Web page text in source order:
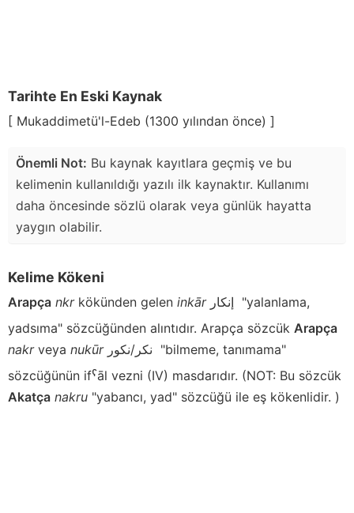
Tarihte En Eski Kaynak
[ Mukaddimetü'l-Edeb (1300 yılından önce) ]
Önemli Not: Bu kaynak kayıtlara geçmiş ve bu
kelimenin kullanıldığı yazılı ilk kaynaktır. Kullanımı
daha öncesinde sözlü olarak veya günlük hayatta
yaygın olabilir.
Kelime Kökeni
Arapça nkrkökünden gelen inkār
"yalanlama,
yadsıma" sözcüğünden alıntıdır. Arapça sözcük Arapça
nakr veya nukūr
"bilmeme, tanımama"
sözcüğünün ifˁāl vezni (IV) masdarıdır. (NOT: Bu sözcük
Akatça nakru "yabancı, yad" sözcüğü ile eş kökenlidir. )